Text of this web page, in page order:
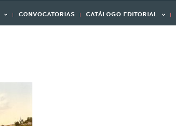
CONVOCATORIAS CATÁLOGO EDITORIAL